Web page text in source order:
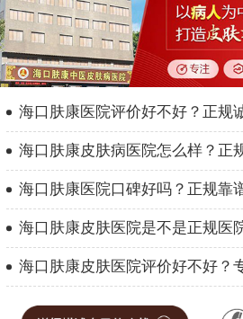
海口肤康医院评价好不好？正规
海口肤康皮肤病医院怎么样？正
海口肤康医院口碑好吗？正规靠
海口肤康皮肤医院是不是正规医
海口肤康皮肤医院评价好不好？